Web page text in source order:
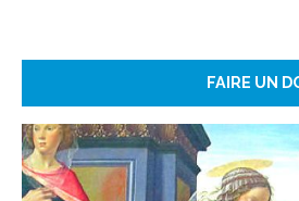
FAIRE UN